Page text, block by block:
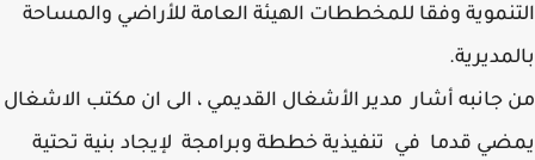
وفقا للمخططات الهيئة العامة للأراضي والمساحة
جانبه أشار مدير الأشغال القديمي ، الى ان مكتب الاشغال
قدما في تنفيذية خططة وبرامجة لإيجاد بنية تحتية